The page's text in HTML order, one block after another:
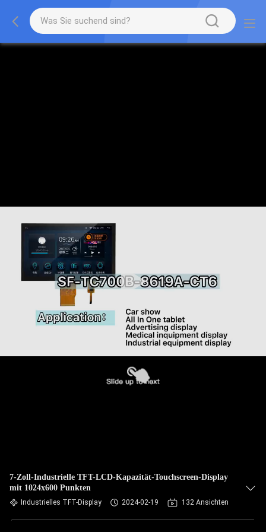
7-Zoll-Industrielle TFT-LCD-Kapazität-Touchscreen-Display
mit 1024x600 Punkten
Industrielles TFT-Display 2024-02-19 132 Ansichten